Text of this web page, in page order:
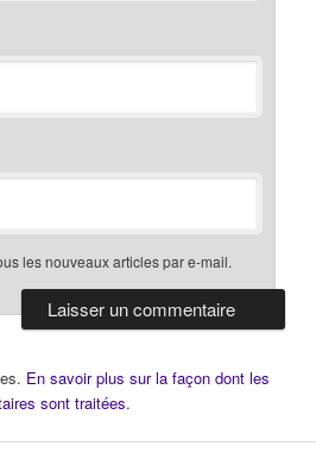
les nouveaux articles par e-mail.
En savoir plus sur la façon dont les
sont traitées.